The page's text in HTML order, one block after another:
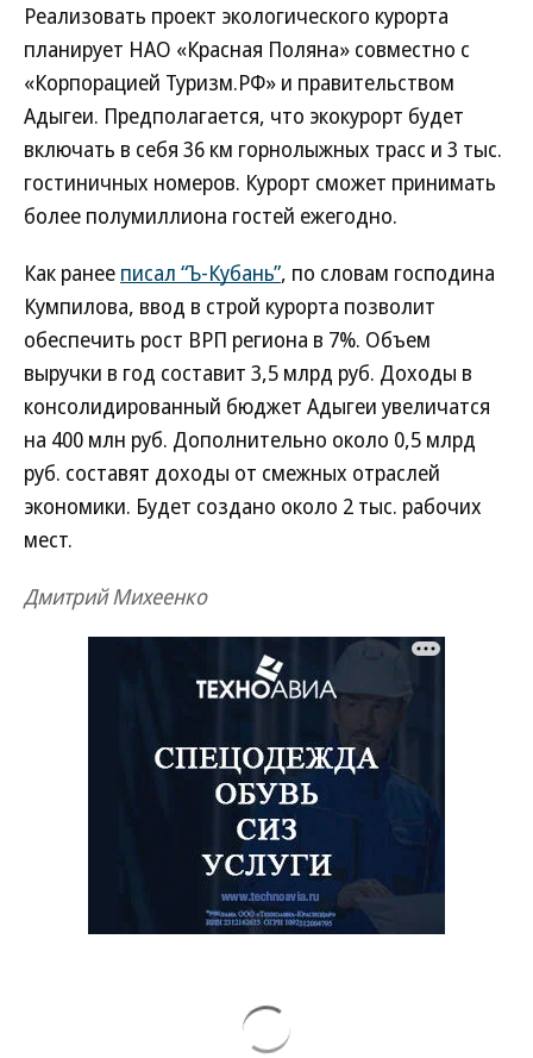
Реализовать проект экологического курорта
планирует НАО «Красная Поляна» совместно с
«Корпорацией Туризм.РФ» и правительством
Адыгеи. Предполагается, что экокурорт будет
включать в себя 36 км горнолыжных трасс и 3 тыс.
гостиничных номеров. Курорт сможет принимать
более полумиллиона гостей ежегодно.
Как ранее писал “Ъ-Кубань”, по словам господина
Кумпилова, ввод в строй курорта позволит
обеспечить рост ВРП региона в 7%. Объем
выручки в год составит 3,5 млрд руб. Доходы в
консолидированный бюджет Адыгеи увеличатся
на 400 млн руб. Дополнительно около 0,5 млрд
руб. составят доходы от смежных отраслей
экономики. Будет создано около 2 тыс. рабочих
мест.
Дмитрий Михеенко